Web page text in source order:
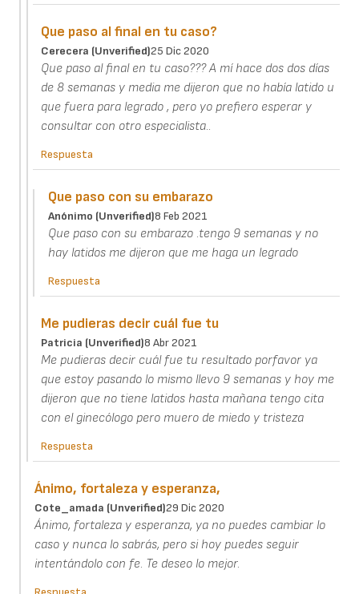
Que paso al final en tu caso?
Cerecera (unverified)25 Dic 2020
Que paso al final en tu caso??? A mí hace dos dos días
de 8 semanas y media me dijeron que no había latido u
que fuera para legrado , pero yo prefiero esperar y
consultar con otro especialista..
Respuesta
Que paso con su embarazo
Anónimo (unverified)8 Feb 2021
Que paso con su embarazo .tengo 9 semanas y no
hay latidos me dijeron que me haga un legrado
Respuesta
Me pudieras decir cuál fue tu
Patricia (unverified)8 Abr 2021
Me pudieras decir cuál fue tu resultado porfavor ya
que estoy pasando lo mismo llevo 9 semanas y hoy me
dijeron que no tiene latidos hasta mañana tengo cita
con el ginecólogo pero muero de miedo y tristeza
Respuesta
Ánimo, fortaleza y esperanza,
Cote_amada (unverified)29 Dic 2020
Ánimo, fortaleza y esperanza, ya no puedes cambiar lo
caso y nunca lo sabrás, pero si hoy puedes seguir
intentándolo con fe. Te deseo lo mejor.